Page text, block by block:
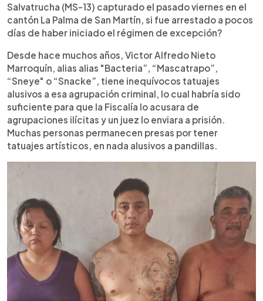
Salvatrucha (MS-13) capturado el pasado viernes en el
cantón La Palma de San Martín, si fue arrestado a pocos
días de haber iniciado el régimen de excepción?
Desde hace muchos años, Victor Alfredo Nieto
Marroquín, alias alias "Bacteria”, “Mascatrapo”,
“Sneye" o “Snacke”, tiene inequívocos tatuajes
alusivos a esa agrupación criminal, lo cual habría sido
suficiente para que la Fiscalía lo acusara de
agrupaciones ilícitas y un juez lo enviara a prisión.
Muchas personas permanecen presas por tener
tatuajes artísticos, en nada alusivos a pandillas.